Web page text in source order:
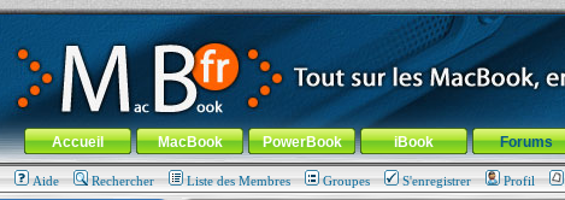
fr.com : 100% Apple... 100% nomade !
contenu-Aller au menu général-Aller au menu de la rubrique
Menu général
Accueil MacBook PowerBook iBook Forums
Aide Rechercher Liste des Membres Groupes S'enregistrer Profil